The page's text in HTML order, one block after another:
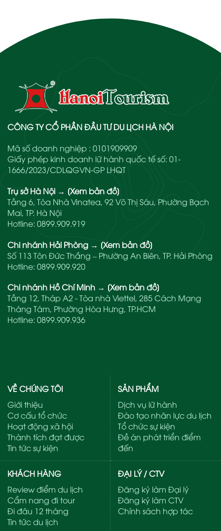
CÔNG TY CỔ PHẦN ĐẦU TƯ DU LỊCH HÀ NỘI
Mã số doanh nghiệp : 0101909909
Giấy phép kinh doanh lữ hành quốc tế số: 01-
1666/2023/CDLQGVN-GP LHQT
Trụ sở Hà Nội → [Xem bản đồ]
Tầng 6, Tòa Nhà Vinatea, 92 Võ Thị Sáu, Phường Bạch
Mai, TP. Hà Nội
Hotline: 0899.909.919
Chi nhánh Hải Phòng → [Xem bản đồ]
Số 113 Tôn Đức Thắng – Phường An Biên, TP. Hải Phòng
Hotline: 0899.909.920
Chi nhánh Hồ Chí Minh → [Xem bản đồ]
Tầng 12, Tháp A2 - Tòa nhà Viettel, 285 Cách Mạng
Tháng Tám, Phường Hòa Hưng, TP.HCM
Hotline: 0899.909.936
VỀ CHÚNG TÔI
Giới thiệu
Cơ cấu tổ chức
Hoạt động xã hội
Thành tích đạt được
Tin tức sự kiện
SẢN PHẨM
Dịch vụ lữ hành
Đào tạo nhân lực du lịch
Tổ chức sự kiện
Đề án phát triển điểm
đến
KHÁCH HÀNG
Review điểm du lịch
Cẩm nang đi tour
Đi đâu 12 tháng
Tin tức du lịch
ĐẠI LÝ / CTV
Đăng ký làm Đại lý
Đăng ký làm CTV
Chính sách hợp tác